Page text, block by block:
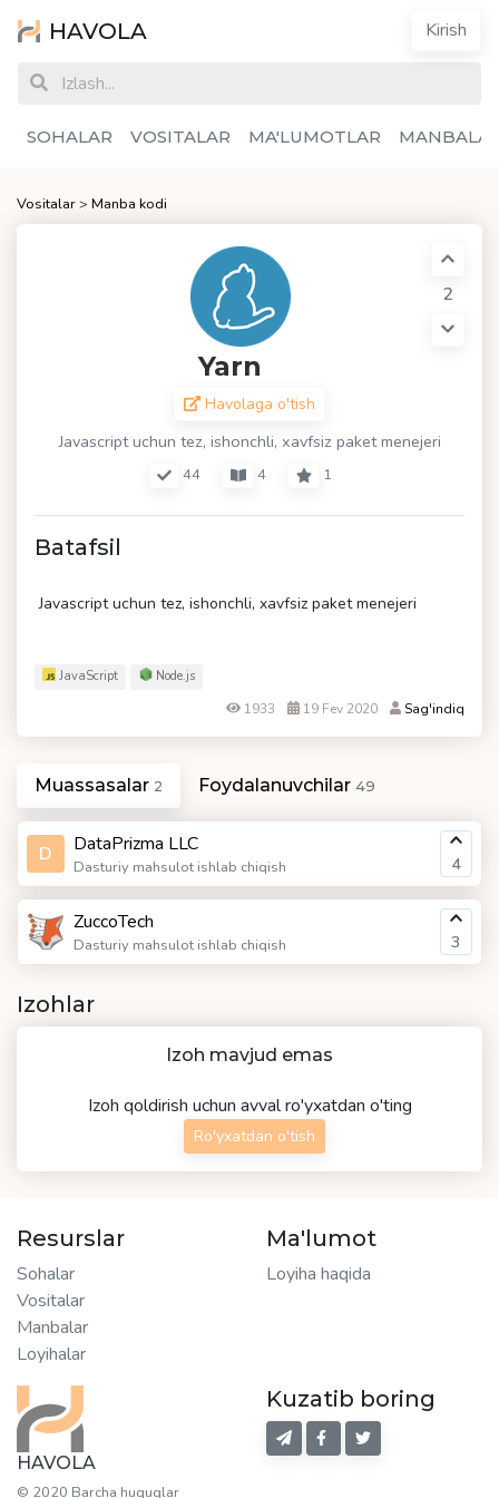
HAVOLA Kirish
SOHALAR VOSITALAR MA'LUMOTLAR
Vositalar> Manba kodi
Yarn
Havolaga o'tish
Javascript uchun tez, ishonchli, xavfsiz paket menejeri
44 4 1
2
Batafsil
Javascript uchun tez, ishonchli, xavfsiz paket menejeri
JavaScript Node.js
1933 19 Fev 2020 Sag'indiq
Muassasalar 2 Foydalanuvchilar 49
D DataPrizma LLC
Dasturiy mahsulot ishlab chiqish 4
ZuccoTech
Dasturiy mahsulot ishlab chiqish 3
Izohlar
Izoh mavjud emas
Izoh qoldirish uchun avval ro'yxatdan o'ting
Ro'yxatdan o'tish
HAVOLA
© 2020 Barcha huquqlar
Resurslar
Sohalar
Vositalar
Manbalar
Loyihalar
Ma'lumot
Loyiha haqida
Kuzatib boring